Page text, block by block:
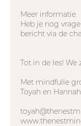
Meer informatie
Heb je nog
bericht via de
Tot in de les! We
Met mindfulle
Toyah en Hannah